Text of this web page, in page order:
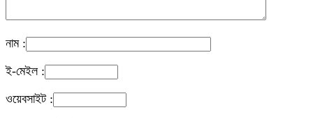
নাম :
ই-মেইল :
ওয়েবসাইট :